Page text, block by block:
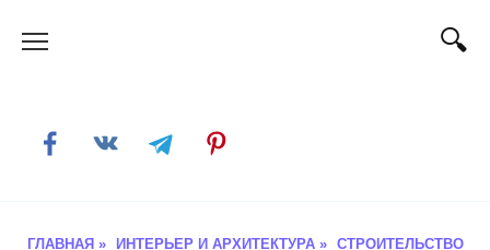
ГЛАВНАЯ » ИНТЕРЬЕР И АРХИТЕКТУРА »
СТРОИТЕЛЬСТВО